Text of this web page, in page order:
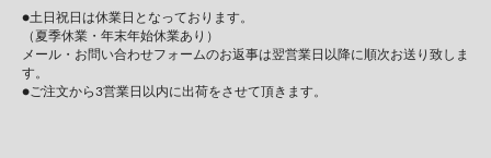
●土日祝日は休業日となっております。
（夏季休業・年末年始休業あり）
メール・お問い合わせフォームのお返事は翌営業日以降に順次お送り致しま
す。
●ご注文から3営業日以内に出荷をさせて頂きます。